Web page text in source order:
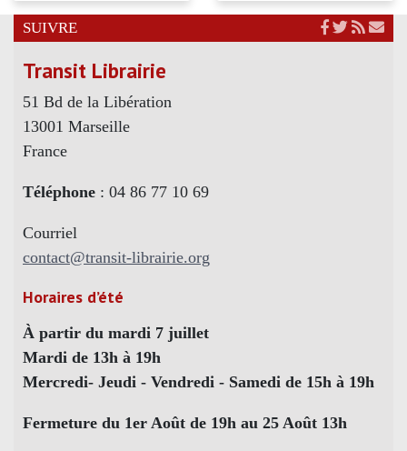
SUIVRE
Transit Librairie
51 Bd de la Libération
13001 Marseille
France
Téléphone : 04 86 77 10 69
Courriel
contact@transit-librairie.org
Horaires d’été
À partir du mardi 7 juillet
Mardi de 13h à 19h
Mercredi- Jeudi - Vendredi - Samedi de 15h à 19h
Fermeture du 1er Août de 19h au 25 Août 13h